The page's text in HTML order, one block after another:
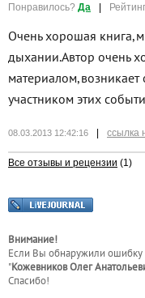
Понравилось? Да
Очень хорошая
дыхании.Автор очень
участником этих
08.03.2013 12:42:16 ссылка
Все отзывы и рецензии (1)
Внимание!
Если Вы обнаружили ошибку
"Кожевников Олег
Спасибо!